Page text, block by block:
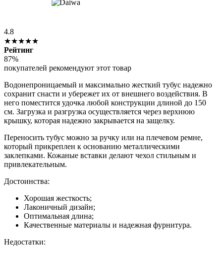
4.8
★★★★★
Рейтинг
87%
покупателей рекомендуют этот товар
Водонепроницаемый и максимально жесткий тубус надежно
сохранит снасти и убережет их от внешнего воздействия. В
него поместится удочка любой конструкции длиной до 150
см. Загрузка и разгрузка осуществляется через верхнюю
крышку, которая надежно закрывается на защелку.
Переносить тубус можно за ручку или на плечевом ремне,
который прикреплен к основанию металлическими
заклепками. Кожаные вставки делают чехол стильным и
привлекательным.
Достоинства:
Хорошая жесткость;
Лаконичный дизайн;
Оптимальная длина;
Качественные материалы и надежная фурнитура.
Недостатки: